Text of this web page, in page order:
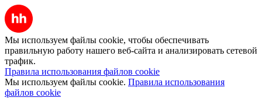
Мы используем файлы cookie, чтобы обеспечивать
правильную работу нашего веб-сайта и анализировать сетевой
трафик.
Правила использования файлов cookie
Мы используем файлы cookie. Правила использования
файлов cookie